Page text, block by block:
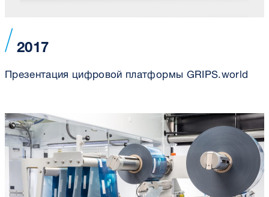
2017
Презентация цифровой платформы GRIPS.world